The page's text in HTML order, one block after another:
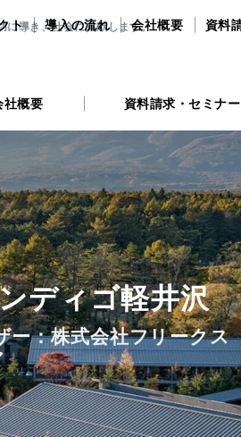
に導き、社会に貢献します。
社概要 資料請求・セミナー
ト 導入の流れ 会社概要 資料
ディゴ軽井沢
ー：株式会社フリークス